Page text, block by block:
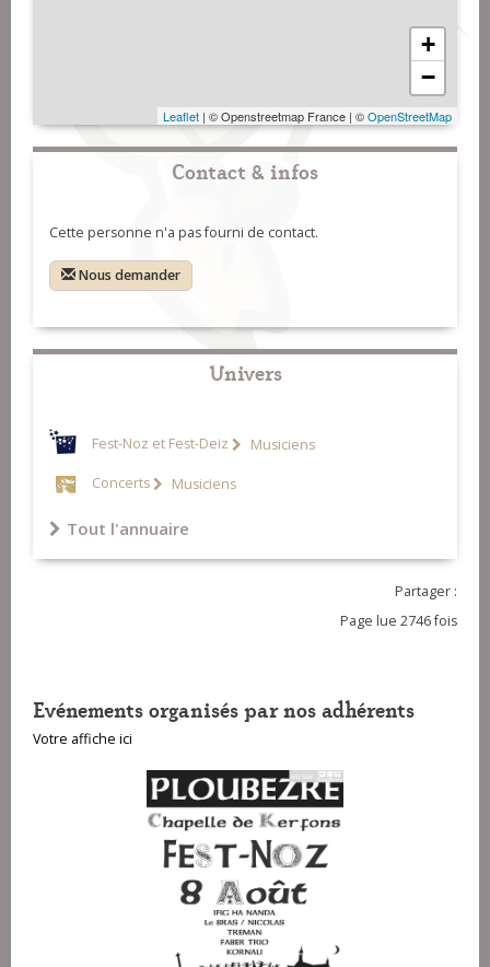
+
−
Leaflet | © Openstreetmap France | ©OpenStreetMap
Contact & infos
Cette personne n'a pas fourni de contact.
Nous demander
Univers
Fest-Noz et Fest-Deiz Musiciens
Concerts Musiciens
Tout l'annuaire
Partager :
Page lue 2746 fois
Evénements organisés par nos adhérents
Votre affiche ici